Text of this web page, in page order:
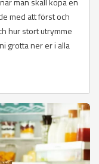
med att först och
hur stort utrymme
grotta ner er i alla